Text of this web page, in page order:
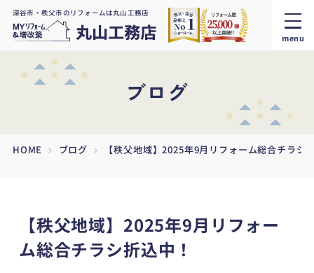
深谷市・秩父市のリフォームは丸山工務店
menu
ブログ
HOME ブログ 【秩父地域】2025年9月リフォーム総合チラシ
【秩父地域】2025年9月リフォー
ム総合チラシ折込中！